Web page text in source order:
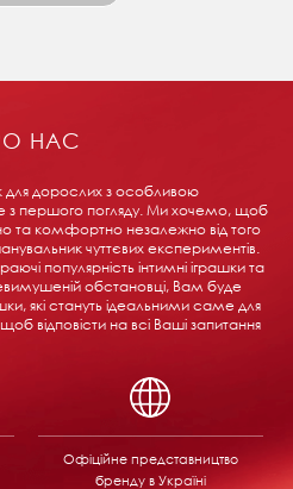
НАС
для дорослих з особливою
з першого погляду. Ми хочемо, щоб
та комфортно незалежно від того
чуттєвих експериментів.
популярність інтимні іграшки та
обстановці, Вам буде
які стануть ідеальними саме для
відповісти на всі Ваші запитання
Офіційне представництво
бренду в Україні